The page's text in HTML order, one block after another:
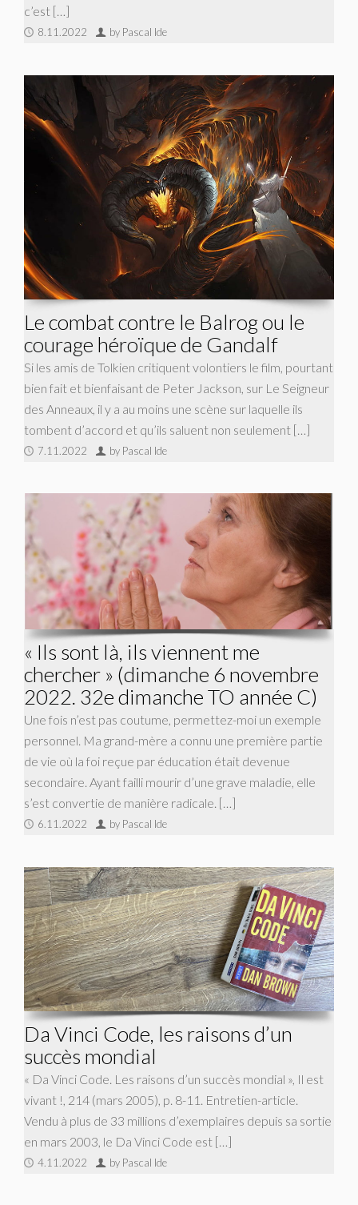
c’est […]
8.11.2022 by Pascal Ide
Le combat contre le Balrog ou le
courage héroïque de Gandalf
Si les amis de Tolkien critiquent volontiers le film, pourtant
bien fait et bienfaisant de Peter Jackson, sur Le Seigneur
des Anneaux, il y a au moins une scène sur laquelle ils
tombent d’accord et qu’ils saluent non seulement […]
7.11.2022 by Pascal Ide
« Ils sont là, ils viennent me
chercher » (dimanche 6 novembre
2022. 32e dimanche TO année C)
Une fois n’est pas coutume, permettez-moi un exemple
personnel. Ma grand-mère a connu une première partie
de vie où la foi reçue par éducation était devenue
secondaire. Ayant failli mourir d’une grave maladie, elle
s’est convertie de manière radicale. […]
6.11.2022 by Pascal Ide
Da Vinci Code, les raisons d’un
succès mondial
« Da Vinci Code. Les raisons d’un succès mondial », Il est
vivant !, 214 (mars 2005), p. 8-11. Entretien-article.
Vendu à plus de 33 millions d’exemplaires depuis sa sortie
en mars 2003, le Da Vinci Code est […]
4.11.2022 by Pascal Ide